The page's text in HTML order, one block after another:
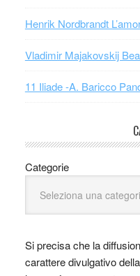
Henrik Nordbrandt
Vladimir Majakovskij
11 Iliade -A. Baricco
Categorie
Si precisa che la
carattere divulgativo